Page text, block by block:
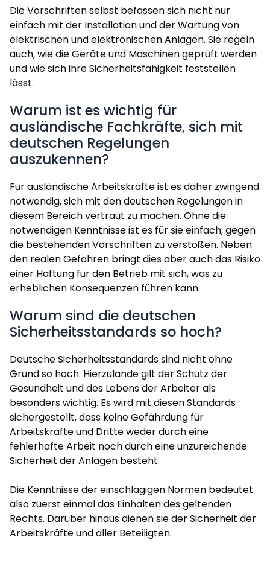
Die Vorschriften selbst befassen sich nicht nur
einfach mit der Installation und der Wartung von
elektrischen und elektronischen Anlagen. Sie regeln
auch, wie die Geräte und Maschinen geprüft werden
und wie sich ihre Sicherheitsfähigkeit feststellen
lässt.
Warum ist es wichtig für
ausländische Fachkräfte, sich mit
deutschen Regelungen
auszukennen?
Für ausländische Arbeitskräfte ist es daher zwingend
notwendig, sich mit den deutschen Regelungen in
diesem Bereich vertraut zu machen. Ohne die
notwendigen Kenntnisse ist es für sie einfach, gegen
die bestehenden Vorschriften zu verstoßen. Neben
den realen Gefahren bringt dies aber auch das Risiko
einer Haftung für den Betrieb mit sich, was zu
erheblichen Konsequenzen führen kann.
Warum sind die deutschen
Sicherheitsstandards so hoch?
Deutsche Sicherheitsstandards sind nicht ohne
Grund so hoch. Hierzulande gilt der Schutz der
Gesundheit und des Lebens der Arbeiter als
besonders wichtig. Es wird mit diesen Standards
sichergestellt, dass keine Gefährdung für
Arbeitskräfte und Dritte weder durch eine
fehlerhafte Arbeit noch durch eine unzureichende
Sicherheit der Anlagen besteht.
Die Kenntnisse der einschlägigen Normen bedeutet
also zuerst einmal das Einhalten des geltenden
Rechts. Darüber hinaus dienen sie der Sicherheit der
Arbeitskräfte und aller Beteiligten.